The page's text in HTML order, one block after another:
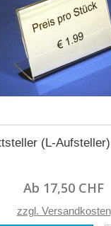
(L-
Ab 17,50 CHF
zzgl. Versandkosten